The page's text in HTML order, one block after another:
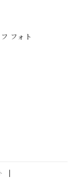
フォト
|